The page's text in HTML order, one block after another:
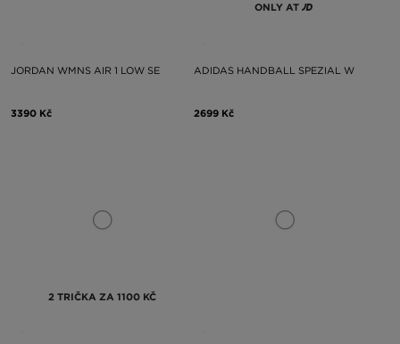
JORDAN WMNS AIR 1 LOW SE
3390 Kč
ONLY AT
ADIDAS HANDBALL SPEZIAL W
2699 Kč
2 TRIČKA ZA 1100 KČ